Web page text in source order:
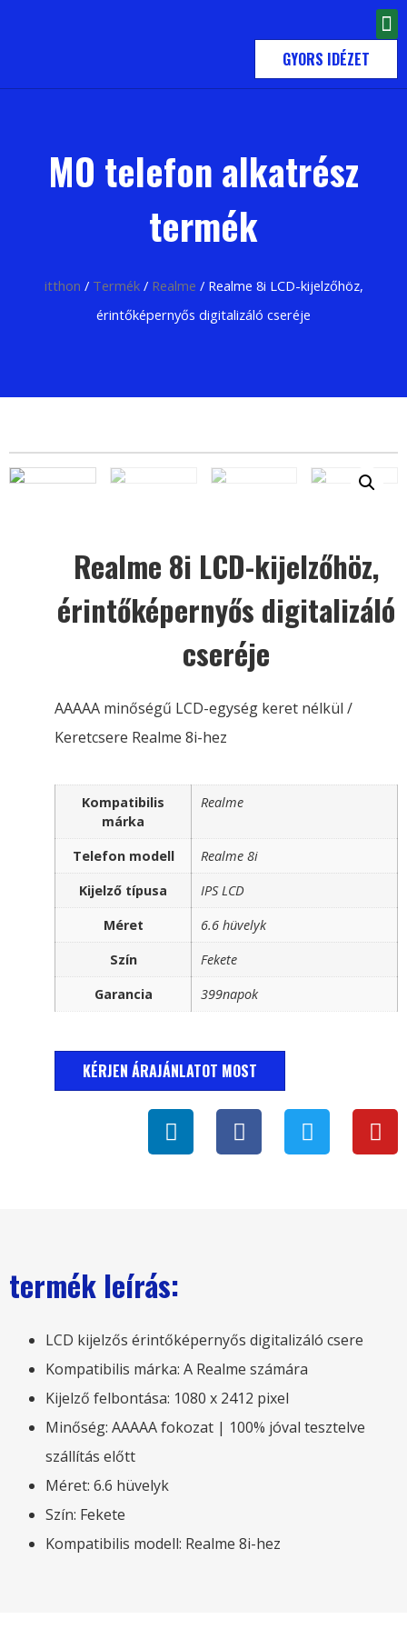
GYORS IDÉZET
MO telefon alkatrész
termék
itthon / Termék/ Realme / Realme 8i LCD-kijelzőhöz,
érintőképernyős digitalizáló cseréje
Realme 8i LCD-kijelzőhöz,
érintőképernyős digitalizáló
cseréje
AAAAA minőségű LCD-egység keret nélkül /
Keretcsere Realme 8i-hez
Kompatibilis
márka
Realme
Telefon modell
Realme 8i
Kijelző típusa
IPS LCD
Méret
6.6 hüvelyk
Szín
Fekete
Garancia
399napok
KÉRJEN ÁRAJÁNLATOT MOST
termék leírás:
LCD kijelzős érintőképernyős digitalizáló csere
Kompatibilis márka: A Realme számára
Kijelző felbontása: 1080 x 2412 pixel
Minőség: AAAAA fokozat | 100% jóval tesztelve
szállítás előtt
Méret: 6.6 hüvelyk
Szín: Fekete
Kompatibilis modell: Realme 8i-hez